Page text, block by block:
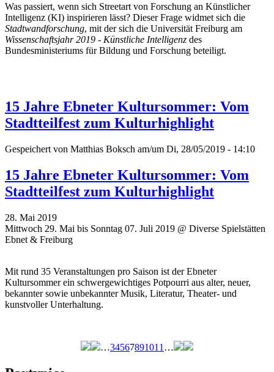
Was passiert, wenn sich Streetart von Forschung an Künstlicher
Intelligenz (KI) inspirieren lässt? Dieser Frage widmet sich die
Stadtwandforschung, mit der sich die Universität Freiburg am
Wissenschaftsjahr 2019 - Künstliche Intelligenz des
Bundesministeriums für Bildung und Forschung beteiligt.
15 Jahre Ebneter Kultursommer: Vom
Stadtteilfest zum Kulturhighlight
Gespeichert von Matthias Boksch am/um Di, 28/05/2019 - 14:10
15 Jahre Ebneter Kultursommer: Vom
Stadtteilfest zum Kulturhighlight
28. Mai 2019
Mittwoch 29. Mai bis Sonntag 07. Juli 2019 @ Diverse Spielstätten
Ebnet & Freiburg
Mit rund 35 Veranstaltungen pro Saison ist der Ebneter
Kultursommer ein schwergewichtiges Potpourri aus alter, neuer,
bekannter sowie unbekannter Musik, Literatur, Theater- und
kunstvoller Unterhaltung.
…34567891011 …